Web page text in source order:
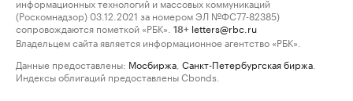
(Роскомнадзор) 03.12.2021 за номером ЭЛ №ФС77-82385)
сопровождаются пометкой «РБК».
18+ letters@rbc.ru
Владельцем сайта является информационное агентство «РБК».
Данные предоставлены: Мосбиржа Санкт-Петербургская биржа
Индексы облигаций предоставлены Cbonds.